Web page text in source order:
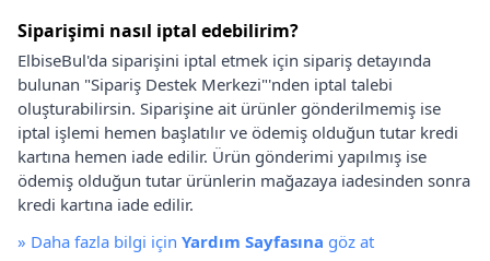
Siparişimi nasıl iptal edebilirim?
ElbiseBul'da siparişini iptal etmek için sipariş detayında
bulunan "Sipariş Destek Merkezi"'nden iptal talebi
oluşturabilirsin. Siparişine ait ürünler gönderilmemiş ise
iptal işlemi hemen başlatılır ve ödemiş olduğun tutar kredi
kartına hemen iade edilir. Ürün gönderimi yapılmış ise
ödemiş olduğun tutar ürünlerin mağazaya iadesinden sonra
kredi kartına iade edilir.
» Daha fazla bilgi için Yardım Sayfasına göz at